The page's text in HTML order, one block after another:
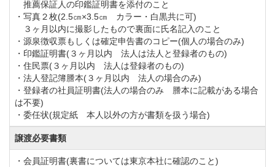
す。
セグウェイは一人一台運転できます。またフェアウェ
イへの乗り入れもできますので、自由に爽快なプレー
が楽しめると好評です。
運転方法も事前にレクチャーしますので、セグウェイ
に初めて乗る方も安心してご利用頂けます。
アジア取手カントリー倶楽部のクラブハウスではメン
バーの心が和む空間づくりを心掛けております。
推薦保証人の印鑑証明書を添付のこと
・写真２枚(2.5㎝×3.5㎝ カラー・白黒共に可)
３ヶ月以内に撮影したもので裏面に氏名記入のこと
・源泉徴収票もしくは確定申告書のコピー(個人の場合のみ)
・印鑑証明書(３ヶ月以内 法人は法人と登録者のもの)
・住民票(３ヶ月以内 法人は登録者のもの)
・法人登記簿謄本(３ヶ月以内 法人の場合のみ)
・登録者の社員証明書(法人の場合のみ 謄本に記載がある場合
は不要)
・委任状(規定紙 本人以外の方が書類を扱う場合)
譲渡必要書類
・会員証明書(裏書については東京本社に確認のこと)